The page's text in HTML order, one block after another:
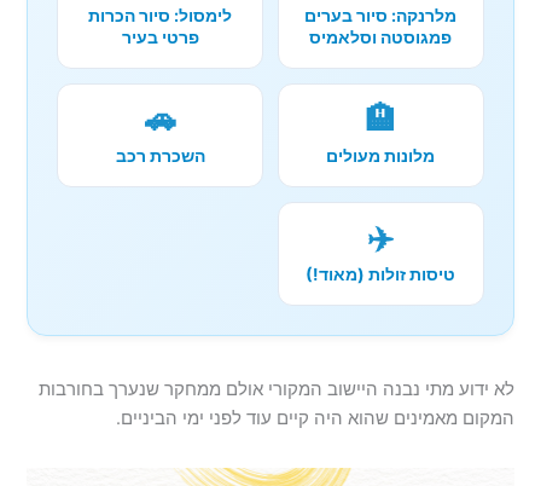
מלרנקה: סיור בערים
פמגוסטה וסלאמיס
לימסול: סיור הכרות
פרטי בעיר
🏨
מלונות מעולים
🚗
השכרת רכב
✈️
טיסות זולות (מאוד!)
לא ידוע מתי נבנה היישוב המקורי אולם ממחקר שנערך בחורבות
המקום מאמינים שהוא היה קיים עוד לפני ימי הביניים.